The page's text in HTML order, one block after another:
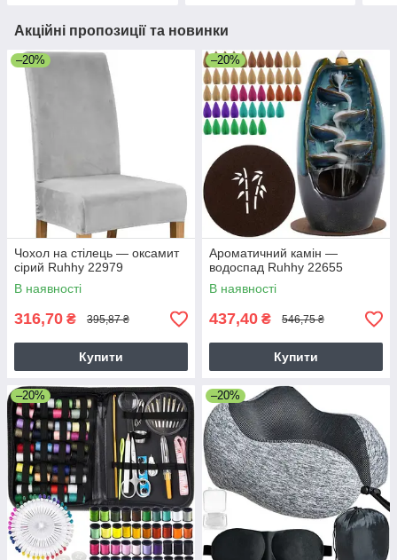
Акційні пропозиції та новинки
–20%
Чохол на стілець — оксамит
сірий Ruhhy 22979
В наявності
316,70 ₴ 395,87 ₴
Купити
–20%
Ароматичний камін —
водоспад Ruhhy 22655
В наявності
437,40 ₴ 546,75 ₴
Купити
–20% –20%